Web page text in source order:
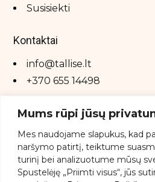
Mums rūpi jūsų
Mes naudojame slapukus, kad
naršymo patirtį, teiktume
turinį bei analizuotume mūsų
Spustelėję „Priimti visus“, jūs
Susisiekti
Kontaktai
info@tallise.lt
+370 655 14498